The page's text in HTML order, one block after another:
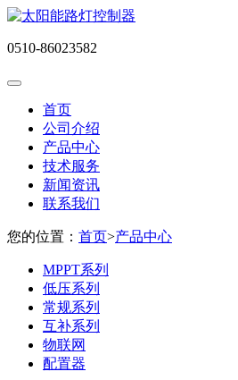
0510-86023582
首页
公司介绍
产品中心
技术服务
新闻资讯
联系我们
您的位置： 首页>产品中心
MPPT系列
低压系列
常规系列
互补系列
物联网
配置器